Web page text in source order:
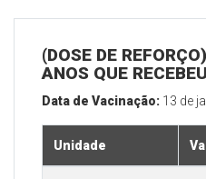
(DOSE DE
ANOS QUE
Data de Vacinação: 13 de
Unidade